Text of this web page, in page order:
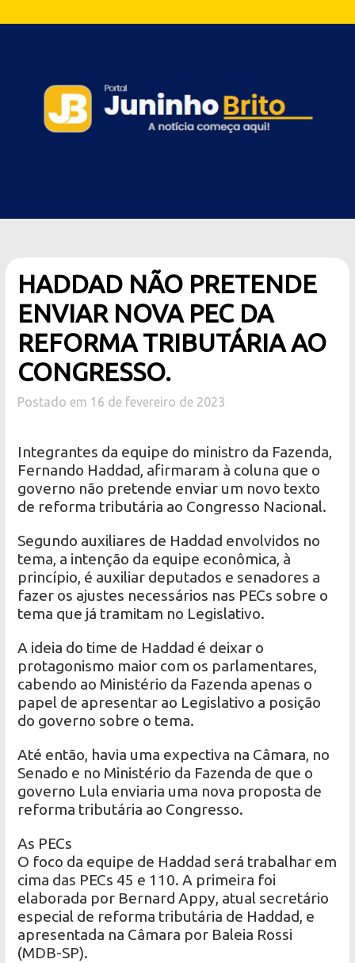
HADDAD NÃO PRETENDE
ENVIAR NOVA PEC DA
REFORMA TRIBUTÁRIA AO
CONGRESSO.
Postado em 16 de fevereiro de 2023
Integrantes da equipe do ministro da Fazenda,
Fernando Haddad, afirmaram à coluna que o
governo não pretende enviar um novo texto
de reforma tributária ao Congresso Nacional.
Segundo auxiliares de Haddad envolvidos no
tema, a intenção da equipe econômica, à
princípio, é auxiliar deputados e senadores a
fazer os ajustes necessários nas PECs sobre o
tema que já tramitam no Legislativo.
A ideia do time de Haddad é deixar o
protagonismo maior com os parlamentares,
cabendo ao Ministério da Fazenda apenas o
papel de apresentar ao Legislativo a posição
do governo sobre o tema.
Até então, havia uma expectiva na Câmara, no
Senado e no Ministério da Fazenda de que o
governo Lula enviaria uma nova proposta de
reforma tributária ao Congresso.
As PECs
O foco da equipe de Haddad será trabalhar em
cima das PECs 45 e 110. A primeira foi
elaborada por Bernard Appy, atual secretário
especial de reforma tributária de Haddad, e
apresentada na Câmara por Baleia Rossi
(MDB-SP).